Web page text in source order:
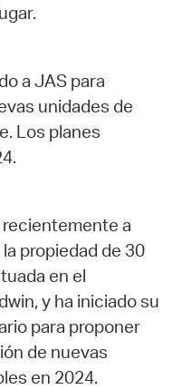
a JAS para
unidades de
Los planes
recientemente a
propiedad de 30
en el
y ha iniciado su
para proponer
de nuevas
en 2024.